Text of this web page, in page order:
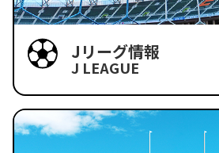
Jリーグ情報
J LEAGUE